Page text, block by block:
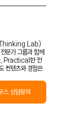
Thinking Lab)
문가 그룹과 함께
, Practical한 전
컨텐츠와 경험은
스 상담문의